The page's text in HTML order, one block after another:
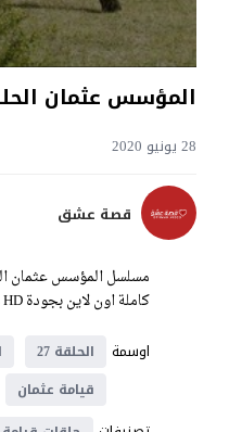
المؤسس عثمان الحلقة 27 الاخيرة مترجمة – نهاية
28 يونيو 2020
قصة عشق
كاملة اون لاين بجودة HD عالية الوضوح وسيرفرات متعددة حصرياً على موقع عثمان العربي.
اوسمة
الحلقة 27
قيامة عثمان